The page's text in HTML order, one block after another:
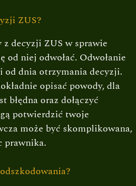
ZUS?
decyzji ZUS w sprawie
od niej odwołać. Odwołanie
od dnia otrzymania decyzji.
opisać powody, dla
błędna oraz dołączyć
potwierdzić twoje
może być skomplikowana,
prawnika.